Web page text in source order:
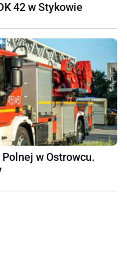
42 w Stykowie
w Ostrowcu.